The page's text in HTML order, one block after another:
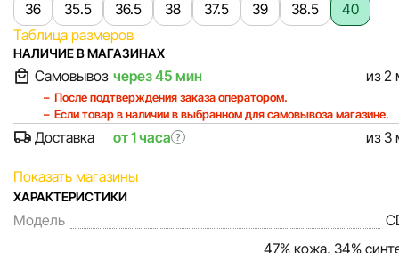
36 35.5 36.5 38 37.5 39 38.5
40
Таблица размеров
НАЛИЧИЕ В МАГАЗИНАХ
Самовывоз через 45 мин из 2
После подтверждения заказа оператором.
Если товар в наличии в выбранном для самовывоза магазине.
Доставка от 1 часа ? из 3
Показать магазины
ХАРАКТЕРИСТИКИ
Модель
47% кожа, 34%